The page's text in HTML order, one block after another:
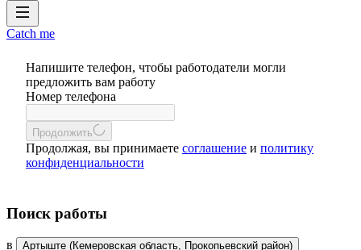
Catch me
Напишите телефон, чтобы работодатели могли
предложить вам работу
Номер телефона
Продолжить
Продолжая, вы принимаете соглашение и политику
конфиденциальности
Поиск работы
в Артыште (Кемеровская область, Прокопьевский район)